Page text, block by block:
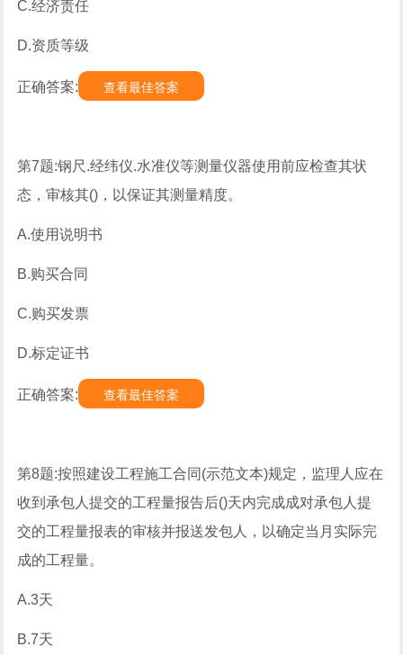
C.经济责任
D.资质等级
正确答案: 查看最佳答案
第7题:钢尺.经纬仪.水准仪等测量仪器使用前应检查其状
态，审核其()，以保证其测量精度。
A.使用说明书
B.购买合同
C.购买发票
D.标定证书
正确答案: 查看最佳答案
第8题:按照建设工程施工合同(示范文本)规定，监理人应在
收到承包人提交的工程量报告后()天内完成成对承包人提
交的工程量报表的审核并报送发包人，以确定当月实际完
成的工程量。
A.3天
B.7天